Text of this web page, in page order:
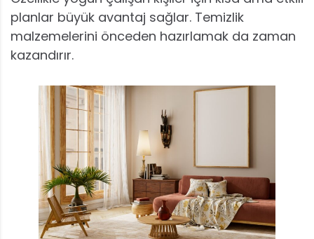
planlar büyük avantaj sağlar. Temizlik
malzemelerini önceden hazırlamak da zaman
kazandırır.